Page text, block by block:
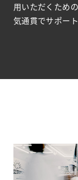
用いただくため
気通貫でサポー